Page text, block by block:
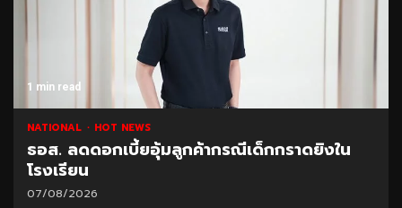
1 min read
NATIONAL HOT NEWS
ธอส. ลดดอกเบี้ยอุ้มลูกค้ากรณีเด็กกราดยิงใน
โรงเรียน
07/08/2026